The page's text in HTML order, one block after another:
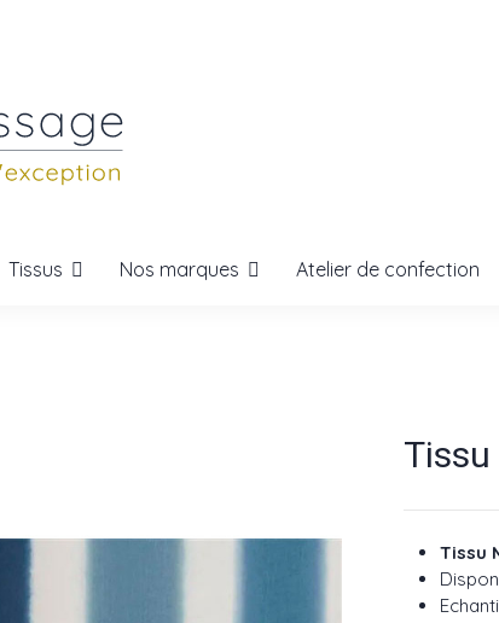
Tissus Nos marques Atelier de confection
Tissu
Tissu